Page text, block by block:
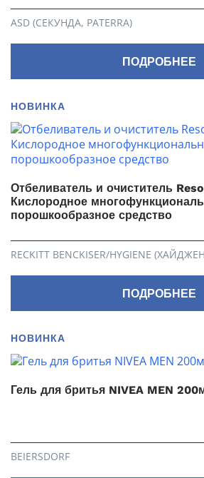
ASD (СЕКУНДА, PATERRA)
ПОДРОБНЕЕ
НОВИНКА
Отбеливатель и очиститель
Кислородное
порошкообразное средство
RECKITT BENCKISER/HYGIENE
ПОДРОБНЕЕ
НОВИНКА
Гель для бритья NIVEA MEN
BEIERSDORF